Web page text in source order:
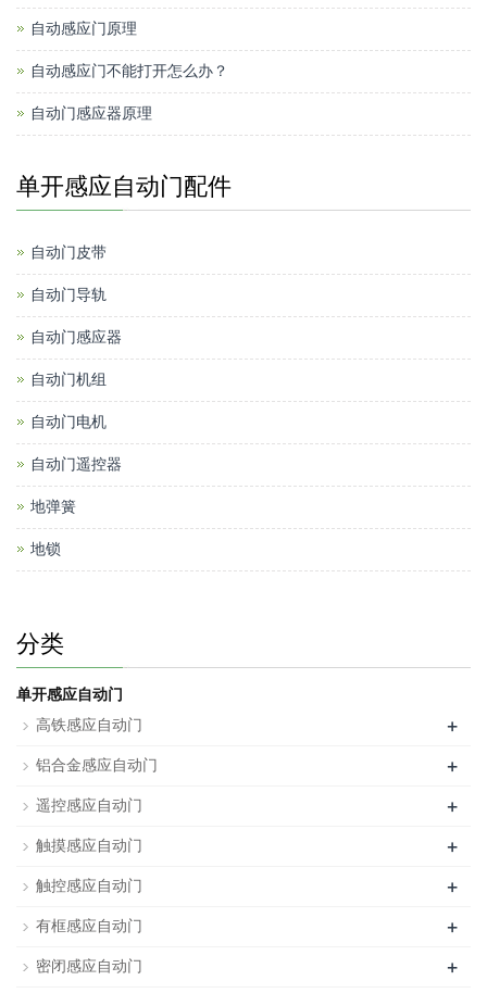
自动感应门原理
自动感应门不能打开怎么办？
自动门感应器原理
单开感应自动门配件
自动门皮带
自动门导轨
自动门感应器
自动门机组
自动门电机
自动门遥控器
地弹簧
地锁
分类
单开感应自动门
高铁感应自动门
+
铝合金感应自动门 +
遥控感应自动门 +
触摸感应自动门 +
触控感应自动门 +
有框感应自动门 +
密闭感应自动门 +